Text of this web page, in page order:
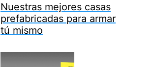
Nuestras mejores casas
prefabricadas para armar
tú mismo